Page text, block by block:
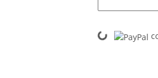
Loading...